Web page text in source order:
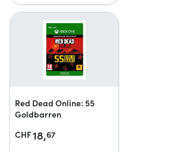
Red Dead Online: 55
Goldbarren
CHF18,67